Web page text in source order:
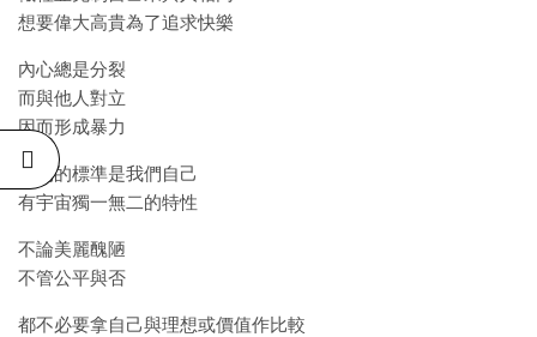
想要偉大高貴為了追求快樂
內心總是分裂
而與他人對立
因而形成暴力
我們的標準是我們自己
有宇宙獨一無二的特性
不論美麗醜陋
不管公平與否
都不必要拿自己與理想或價值作比較